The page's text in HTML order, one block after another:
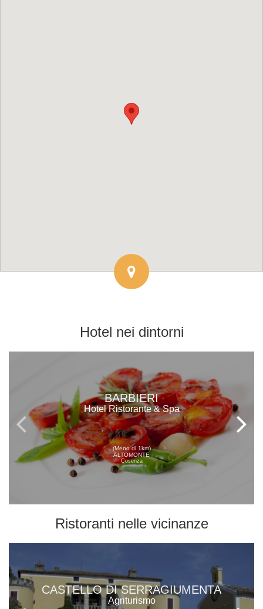
Hotel nei dintorni
BARBIERI
Hotel Ristorante & Spa
(Meno di 1km)
ALTOMONTE
Cosenza
Ristoranti nelle vicinanze
CASTELLO DI SERRAGIUMENTA
Agriturismo